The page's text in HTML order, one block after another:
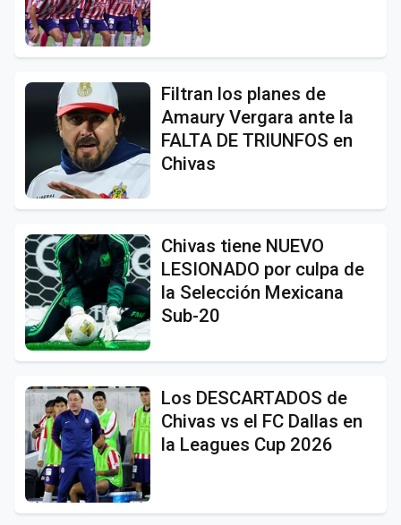
Filtran los planes de
Amaury Vergara ante la
FALTA DE TRIUNFOS en
Chivas
Chivas tiene NUEVO
LESIONADO por culpa de
la Selección Mexicana
Sub-20
Los DESCARTADOS de
Chivas vs el FC Dallas en
la Leagues Cup 2026